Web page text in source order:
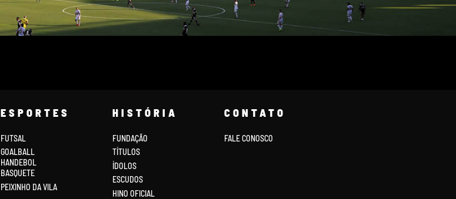
ESPORTES
FUTSAL
GOALBALL
HANDEBOL
BASQUETE
PEIXINHO DA VILA
HISTÓRIA
FUNDAÇÃO
TÍTULOS
ÍDOLOS
ESCUDOS
HINO OFICIAL
CONTATO
FALE CONOSCO